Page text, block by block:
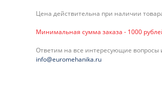
Цена действительна при наличии
Минимальная сумма заказа - 1000
Ответим на все интересующие
info@euromehanika.ru